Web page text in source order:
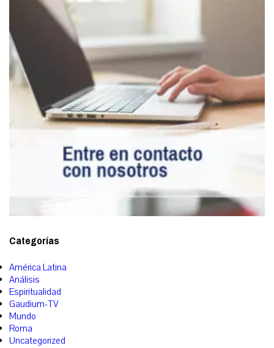
Categorías
América Latina
Análisis
Espiritualidad
Gaudium-TV
Mundo
Roma
Uncategorized